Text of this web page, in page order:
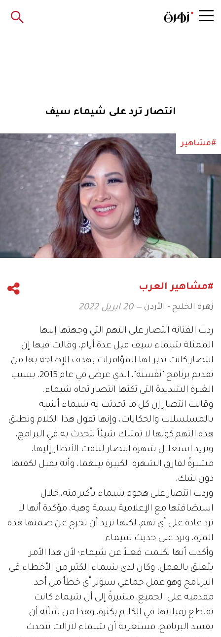
انتصار ترد على شيماء سيف
#مشاهير
#مشاهير العرب
زهرة الخليج - الأردن 20 ابريل 2022
ردت الفنانة انتصار على التهم التي وجهتها إليها
الممثلة شيماء سيف قبل عدة أيام، وقالت فيها إن
انتصار كانت تدبر لها المؤامرات بهدف الإطاحة بها من
تقديم برنامج "نفسنة"، الذي عرض في عام 2015، بسبب
الغيرة الشديدة التي تكنها انتصار تجاه شيماء.
وقالت انتصار إن كل ما تحدثت به شيماء أشبه
بالمسلسلات والحكايات، وإنها تقول هذا الكلام وتطلق
هذه التهم كونها لا تمتلك شيئاً تتحدث به في البرامج،
وتريد استغلال شهرة انتصار لتلفت الأنظار إليها،
مشيرةً لفارق الشهرة الكبيرة بينهما، وأنه يميل لكفتها
دون شك.
وردت انتصار على هجوم شيماء بأكبر منه، خلال
استضافتها مع الإعلامية بسمة وهبة، مؤكدة أنها لا
ترد عادة على أي تهم، لكنها تريد أن تخرج عن صمتها هذه
المرة، وترد على حديث شيماء.
وأكدت أنها تكلمت فعلاً عن شيماء؛ لأن هذا الأمر
يتعلق بالعمل، وكان لدى شيماء الكثير من الأخطاء في
البرنامج وهو عمل جماعي سيؤثر أي خطأ من أحد
مقدميه على الجميع، مشيرةً إلى أن شيماء كانت
تقاطع زميلاتها في الكلام بكثرة، وهذا من شأنه أن
يفسد البرنامج، مستغربة أن شيماء لازالت تتحدث